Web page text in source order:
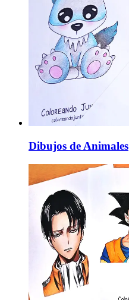
Dibujos de Animales